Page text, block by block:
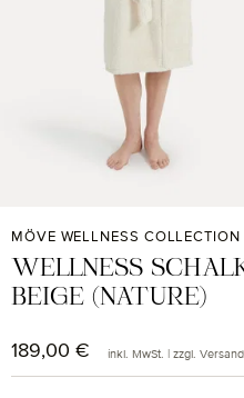
MÖVE WELLNESS COLLECTION
WELLNESS
BEIGE (NATURE)
Regulärer Preis:
189,00 € inkl. MwSt. | zzgl. Versand